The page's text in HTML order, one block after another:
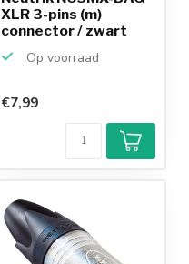
XLR 3-pins (m)
connector / zwart
Op voorraad
€7,99